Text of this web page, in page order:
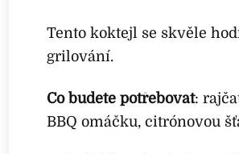
Tento koktejl se skvěle
grilování.
Co budete potřebovat:
BBQ omáčku, citrónovou